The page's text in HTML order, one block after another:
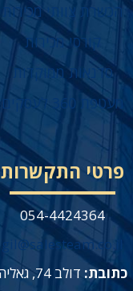
הכשרת צוותי מכירות
קורסי מכירות
סדנאות ממוקדות
מעטפת 360 לעסקים
פרטי התקשרות
054-4424364
gil@salesteam.co.il
כתובת: דולב 74, גאליה